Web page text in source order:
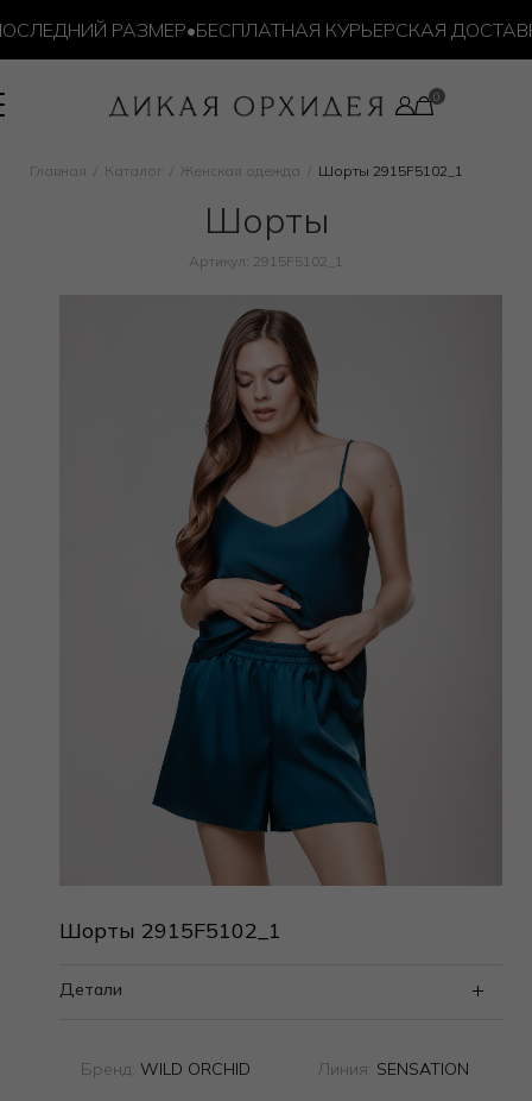
РАЗМЕР•БЕСПЛАТНАЯ КУРЬЕРСКАЯ ДОСТАВКА
Главная Каталог Женская одежда Шорты 2915F5102_1
Шорты
Артикул: 2915F5102_1
Шорты 2915F5102_1
Детали
Бренд: WILD ORCHID Линия: SENSATION